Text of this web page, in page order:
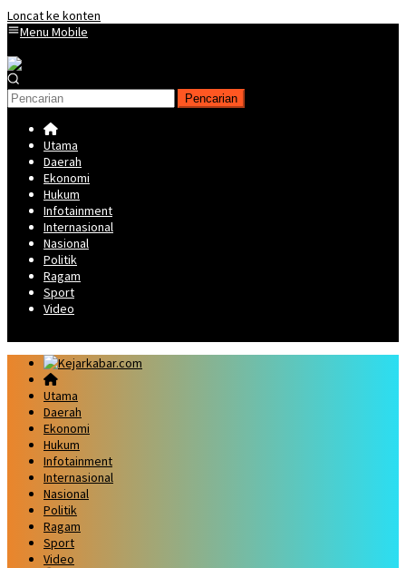
Loncat ke konten
Menu Mobile
Pencarian
Utama
Daerah
Ekonomi
Hukum
Infotainment
Internasional
Nasional
Politik
Ragam
Sport
Video
Utama
Daerah
Ekonomi
Hukum
Infotainment
Internasional
Nasional
Politik
Ragam
Sport
Video